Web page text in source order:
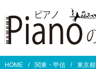
HOME 関東・甲信 東京都